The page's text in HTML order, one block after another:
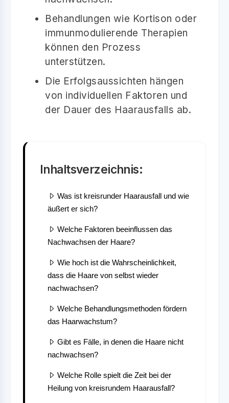
Behandlungen wie Kortison oder
immunmodulierende Therapien
können den Prozess
unterstützen.
Die Erfolgsaussichten hängen
von individuellen Faktoren und
der Dauer des Haarausfalls ab.
Inhaltsverzeichnis:
Was ist kreisrunder Haarausfall und wie
äußert er sich?
Welche Faktoren beeinflussen das
Nachwachsen der Haare?
Wie hoch ist die Wahrscheinlichkeit,
dass die Haare von selbst wieder
nachwachsen?
Welche Behandlungsmethoden fördern
das Haarwachstum?
Gibt es Fälle, in denen die Haare nicht
nachwachsen?
Welche Rolle spielt die Zeit bei der
Heilung von kreisrundem Haarausfall?